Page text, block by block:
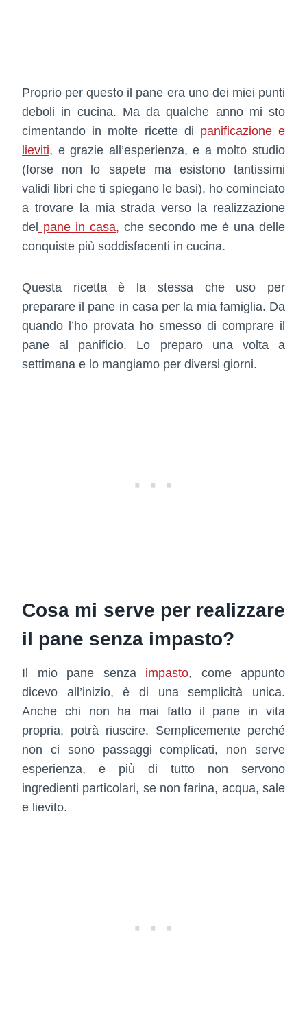
Proprio per questo il pane era uno dei miei punti
deboli in cucina. Ma da qualche anno mi sto
cimentando in molte ricette di panificazione e
lieviti, e grazie all’esperienza, e a molto studio
(forse non lo sapete ma esistono tantissimi
validi libri che ti spiegano le basi), ho cominciato
a trovare la mia strada verso la realizzazione
del pane in casa, che secondo me è una delle
conquiste più soddisfacenti in cucina.
Questa ricetta è la stessa che uso per
preparare il pane in casa per la mia famiglia. Da
quando l’ho provata ho smesso di comprare il
pane al panificio. Lo preparo una volta a
settimana e lo mangiamo per diversi giorni.
Cosa mi serve per realizzare
il pane senza impasto?
Il mio pane senza impasto, come appunto
dicevo all’inizio, è di una semplicità unica.
Anche chi non ha mai fatto il pane in vita
propria, potrà riuscire. Semplicemente perché
non ci sono passaggi complicati, non serve
esperienza, e più di tutto non servono
ingredienti particolari, se non farina, acqua, sale
e lievito.